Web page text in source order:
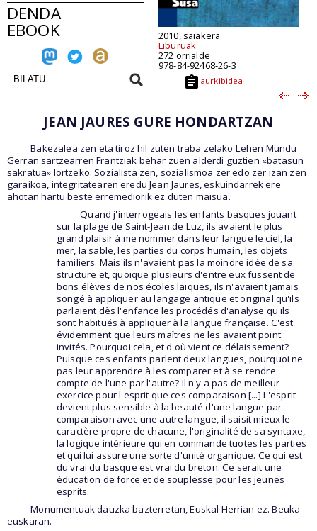
DENDA
EBOOK 2010, saiakera
Liburuak
272 orrialde
978-84-92468-26-3
aurkibidea
JEAN JAURES GURE HONDARTZAN
Bakezalea zen eta tiroz hil zuten traba zelako Lehen Mundu
Gerran sartzearren Frantziak behar zuen alderdi guztien «batasun
sakratua» lortzeko. Sozialista zen, sozialismoa zer edo zer izan zen
garaikoa, integritatearen eredu Jean Jaures, eskuindarrek ere
ahotan hartu beste erremediorik ez duten maisua.
Quand j'interrogeais les enfants basques jouant
sur la plage de Saint-Jean de Luz, ils avaient le plus
grand plaisir à me nommer dans leur langue le ciel, la
mer, la sable, les parties du corps humain, les objets
familiers. Mais ils n'avaient pas la moindre idée de sa
structure et, quoique plusieurs d'entre eux fussent de
bons élèves de nos écoles laïques, ils n'avaient jamais
songé à appliquer au langage antique et original qu'ils
parlaient dès l'enfance les procédés d'analyse qu'ils
sont habitués à appliquer à la langue française. C'est
évidemment que leurs maîtres ne les avaient point
invités. Pourquoi cela, et d'où vient ce délaissement?
Puisque ces enfants parlent deux langues, pourquoi ne
pas leur apprendre à les comparer et à se rendre
compte de l'une par l'autre? Il n'y a pas de meilleur
exercice pour l'esprit que ces comparaison [...] L'esprit
devient plus sensible à la beauté d'une langue par
comparaison avec une autre langue, il saisit mieux le
caractère propre de chacune, l'originalité de sa syntaxe,
la logique intérieure qui en commande tuotes les parties
et qui lui assure une sorte d'unité organique. Ce qui est
du vrai du basque est vrai du breton. Ce serait une
éducation de force et de souplesse pour les jeunes
esprits.
Monumentuak dauzka bazterretan, Euskal Herrian ez. Beuka
euskaran.